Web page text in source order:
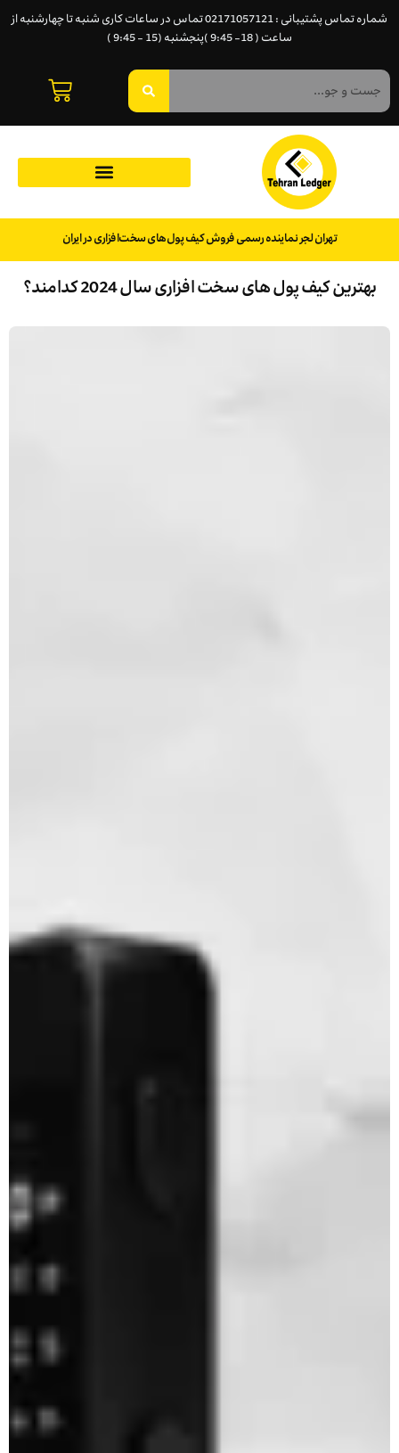
شماره تماس پشتیبانی : 02171057121 تماس در ساعات کاری شنبه تا چهارشنبه از
ساعت ( 18- 9:45 )پنجشنبه (15 - 9:45 )
تهران لجر نماینده رسمی فروش کیف پول‌های سخت‌افزاری در ایران
بهترین کیف پول های سخت افزاری سال 2024 کدامند؟